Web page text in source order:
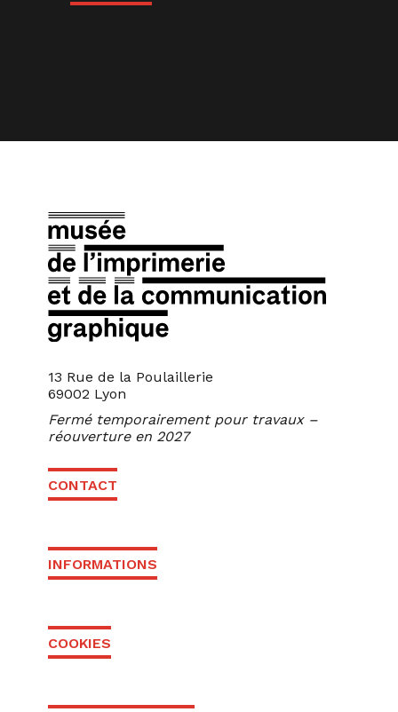
13 Rue de la Poulaillerie
69002 Lyon
Fermé temporairement pour travaux –
réouverture en 2027
CONTACT
INFORMATIONS
COOKIES